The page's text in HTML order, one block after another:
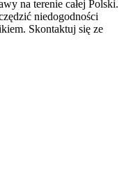
na terenie całej Polski.
niedogodności
Skontaktuj się ze